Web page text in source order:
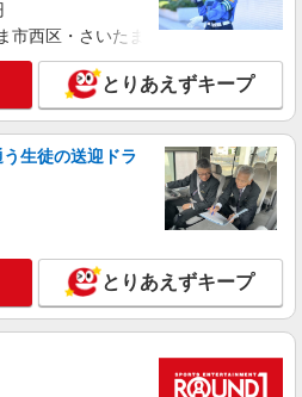
市西区・さいたま市岩槻区・久喜市・
とりあえずキープ
生徒の送迎ドラ
とりあえずキープ